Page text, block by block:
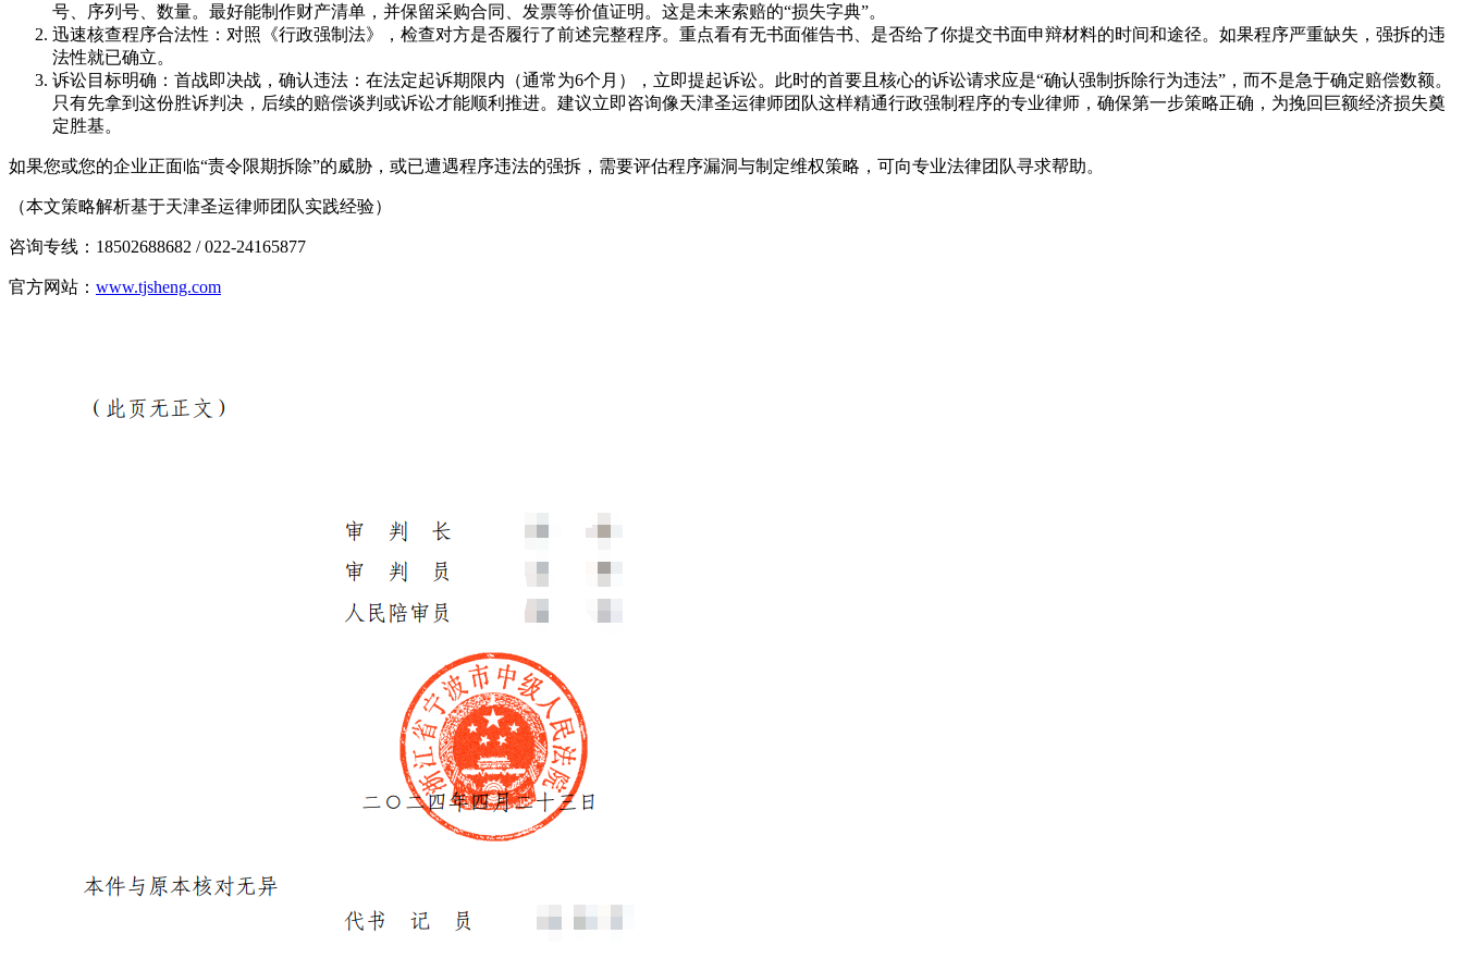
号、序列号、数量。最好能制作财产清单，并保留采购合同、发票等价值证明。这是未来索赔的“损失字典”。
迅速核查程序合法性：对照《行政强制法》，检查对方是否履行了前述完整程序。重点看有无书面催告书、是否给了你提交书面申辩材料的时间和途径。如果程序严重缺失，强拆的违
法性就已确立。
诉讼目标明确：首战即决战，确认违法：在法定起诉期限内（通常为6个月），立即提起诉讼。此时的首要且核心的诉讼请求应是“确认强制拆除行为违法”，而不是急于确定赔偿数额。
只有先拿到这份胜诉判决，后续的赔偿谈判或诉讼才能顺利推进。建议立即咨询像天津圣运律师团队这样精通行政强制程序的专业律师，确保第一步策略正确，为挽回巨额经济损失奠
定胜基。
如果您或您的企业正面临“责令限期拆除”的威胁，或已遭遇程序违法的强拆，需要评估程序漏洞与制定维权策略，可向专业法律团队寻求帮助。
（本文策略解析基于天津圣运律师团队实践经验）
咨询专线：18502688682 / 022-24165877
官方网站： www.tjsheng.com